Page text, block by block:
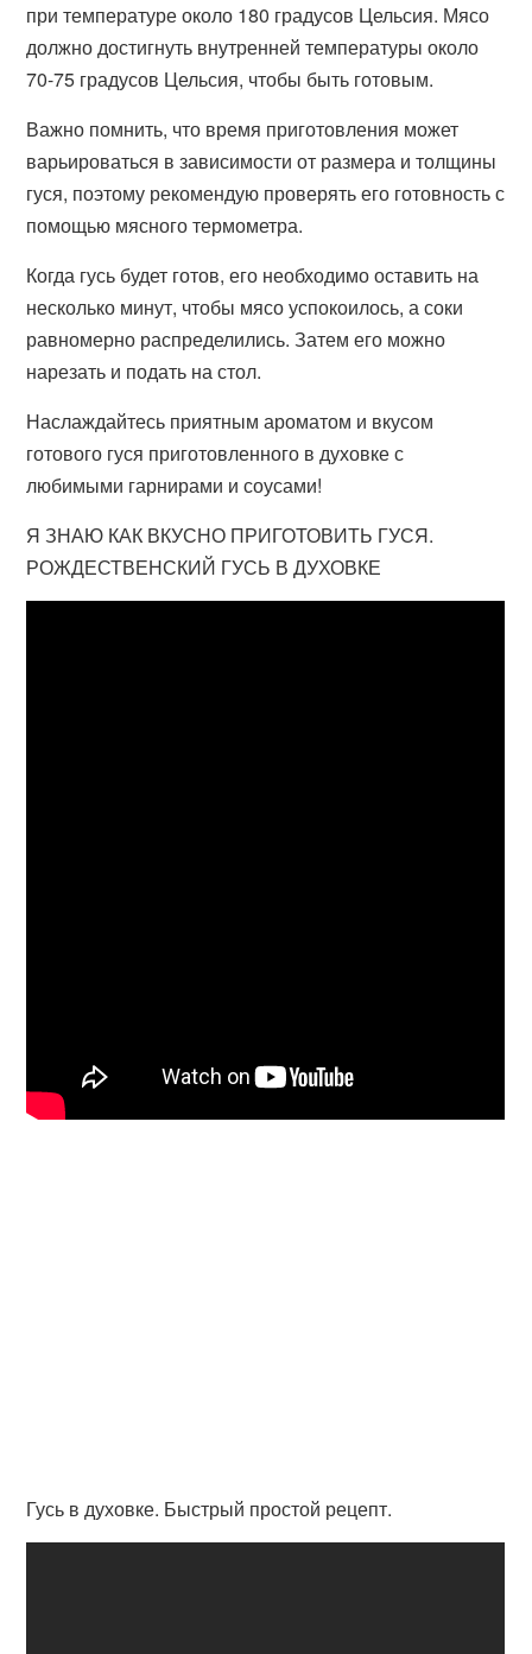
при температуре около 180 градусов Цельсия. Мясо
должно достигнуть внутренней температуры около
70-75 градусов Цельсия, чтобы быть готовым.
Важно помнить, что время приготовления может
варьироваться в зависимости от размера и толщины
гуся, поэтому рекомендую проверять его готовность с
помощью мясного термометра.
Когда гусь будет готов, его необходимо оставить на
несколько минут, чтобы мясо успокоилось, а соки
равномерно распределились. Затем его можно
нарезать и подать на стол.
Наслаждайтесь приятным ароматом и вкусом
готового гуся приготовленного в духовке с
любимыми гарнирами и соусами!
Я ЗНАЮ КАК ВКУСНО ПРИГОТОВИТЬ ГУСЯ.
РОЖДЕСТВЕНСКИЙ ГУСЬ В ДУХОВКЕ
Гусь в духовке. Быстрый простой рецепт.